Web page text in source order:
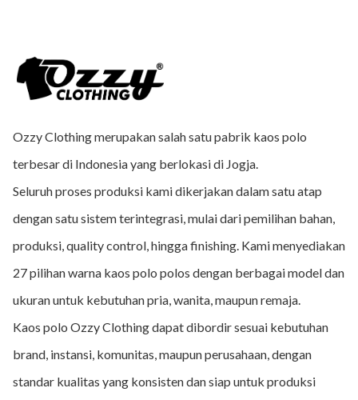
Ozzy Clothing merupakan salah satu pabrik kaos polo
terbesar di Indonesia yang berlokasi di Jogja.
Seluruh proses produksi kami dikerjakan dalam satu atap
dengan satu sistem terintegrasi, mulai dari pemilihan bahan,
produksi, quality control, hingga finishing. Kami menyediakan
27 pilihan warna kaos polo polos dengan berbagai model dan
ukuran untuk kebutuhan pria, wanita, maupun remaja.
Kaos polo Ozzy Clothing dapat dibordir sesuai kebutuhan
brand, instansi, komunitas, maupun perusahaan, dengan
standar kualitas yang konsisten dan siap untuk produksi